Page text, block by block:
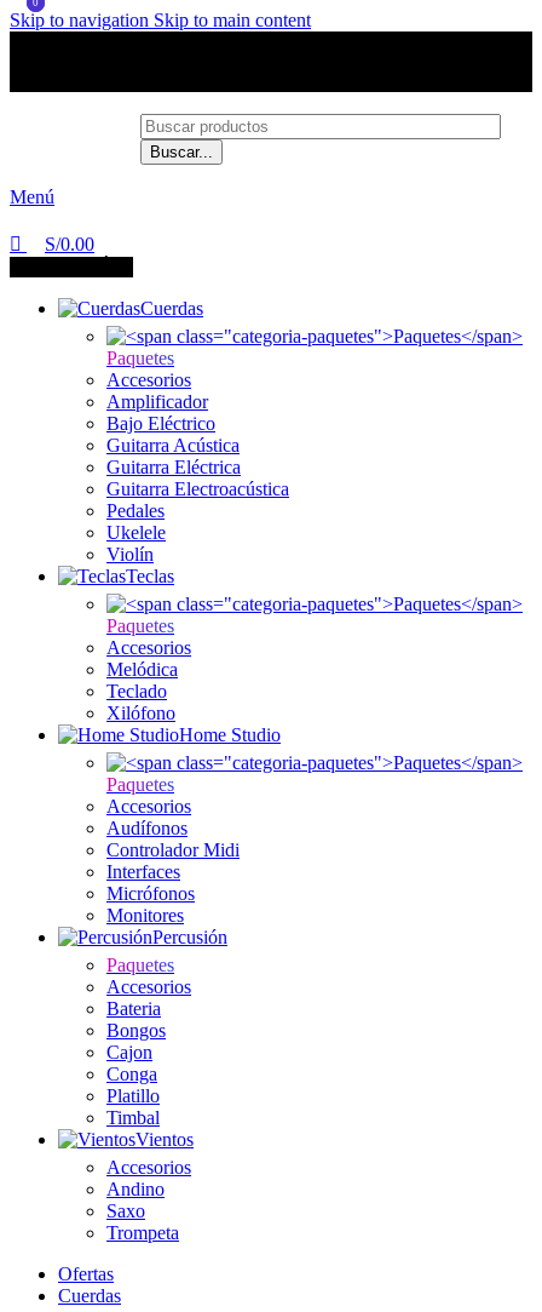
Skip to navigation Skip to main content
Buscar...
Menú
0
S/0.00
Cuerdas
Paquetes
Accesorios
Amplificador
Bajo Eléctrico
Guitarra Acústica
Guitarra Eléctrica
Guitarra Electroacústica
Pedales
Ukelele
Violín
Teclas
Paquetes
Accesorios
Melódica
Teclado
Xilófono
Home Studio
Paquetes
Accesorios
Audífonos
Controlador Midi
Interfaces
Micrófonos
Monitores
Percusión
Paquetes
Accesorios
Bateria
Bongos
Cajon
Conga
Platillo
Timbal
Vientos
Accesorios
Andino
Saxo
Trompeta
Ofertas
Cuerdas
0